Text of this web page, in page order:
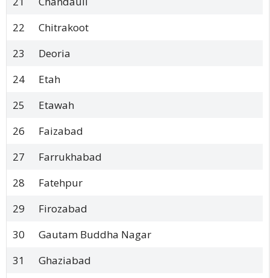
22
Chitrakoot
23
Deoria
24
Etah
25
Etawah
26
Faizabad
27
Farrukhabad
28
Fatehpur
29
Firozabad
30
Gautam Buddha Nagar
31
Ghaziabad